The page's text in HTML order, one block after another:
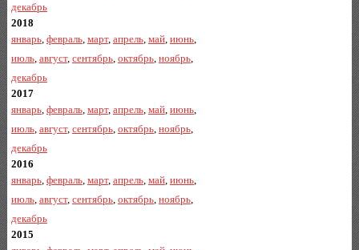
декабрь
2018
январь, февраль, март, апрель, май, июнь,
июль, август, сентябрь, октябрь, ноябрь,
декабрь
2017
январь, февраль, март, апрель, май, июнь,
июль, август, сентябрь, октябрь, ноябрь,
декабрь
2016
январь, февраль, март, апрель, май, июнь,
июль, август, сентябрь, октябрь, ноябрь,
декабрь
2015